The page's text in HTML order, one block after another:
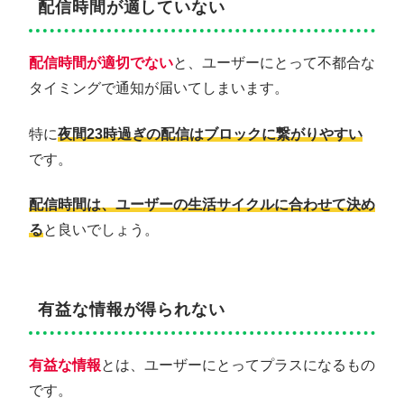
配信時間が適していない
配信時間が適切でないと、ユーザーにとって不都合な
タイミングで通知が届いてしまいます。
特に夜間23時過ぎの配信はブロックに繋がりやすい
です。
配信時間は、ユーザーの生活サイクルに合わせて決め
ると良いでしょう。
有益な情報が得られない
有益な情報とは、ユーザーにとってプラスになるもの
です。